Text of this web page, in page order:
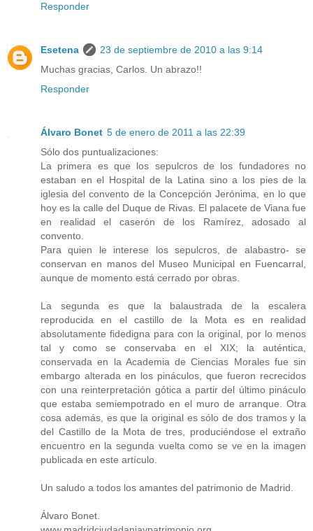
Responder
Esetena
23 de septiembre de 2010 a las 9:14
Muchas gracias, Carlos. Un abrazo!!
Responder
Álvaro Bonet 5 de enero de 2011 a las 22:39
Sólo dos puntualizaciones:
La primera es que los sepulcros de los fundadores no
estaban en el Hospital de la Latina sino a los pies de la
iglesia del convento de la Concepción Jerónima, en lo que
hoy es la calle del Duque de Rivas. El palacete de Viana fue
en realidad el caserón de los Ramírez, adosado al
convento.
Para quien le interese los sepulcros, de alabastro- se
conservan en manos del Museo Municipal en Fuencarral,
aunque de momento está cerrado por obras.
La segunda es que la balaustrada de la escalera
reproducida en el castillo de la Mota es en realidad
absolutamente fidedigna para con la original, por lo menos
tal y como se conservaba en el XIX; la auténtica,
conservada en la Academia de Ciencias Morales fue sin
embargo alterada en los pináculos, que fueron recrecidos
con una reinterpretación gótica a partir del último pináculo
que estaba semiempotrado en el muro de arranque. Otra
cosa además, es que la original es sólo de dos tramos y la
del Castillo de la Mota de tres, produciéndose el extraño
encuentro en la segunda vuelta como se ve en la imagen
publicada en este artículo.
Un saludo a todos los amantes del patrimonio de Madrid.
Álvaro Bonet.